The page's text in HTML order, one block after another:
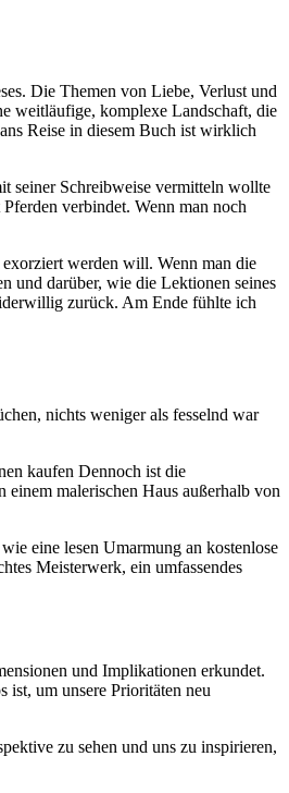
Die Themen von Liebe, Verlust und
weitläufige, komplexe Landschaft, die
Reise in diesem Buch ist wirklich
seiner Schreibweise vermitteln wollte
verbindet. Wenn man noch
werden will. Wenn man die
und darüber, wie die Lektionen seines
zurück. Am Ende fühlte ich
nichts weniger als fesselnd war
kaufen Dennoch ist die
malerischen Haus außerhalb von
eine lesen Umarmung an kostenlose
Meisterwerk, ein umfassendes
und Implikationen erkundet.
ist, um unsere Prioritäten neu
zu sehen und uns zu inspirieren,